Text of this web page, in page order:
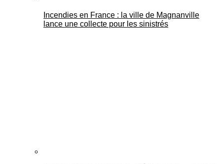
Incendies en France : la ville de Magnanville
lance une collecte pour les sinistrés